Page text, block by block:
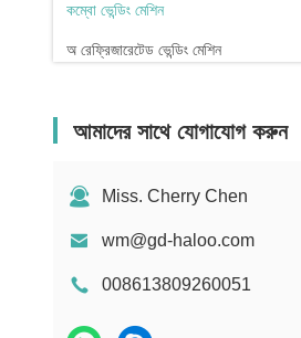
কম্বো ভেন্ডিং মেশিন
অ রেফ্রিজারেটেড ভেন্ডিং মেশিন
তরল ডিটারজেন্ট ভেন্ডিং মেশিন
সেক্স টয় ভেন্ডিং মেশিন
নখ বিক্রয় মেশিন
আমাদের সাথে যোগাযোগ করুন
Miss. Cherry Chen
wm@gd-haloo.com
008613809260051